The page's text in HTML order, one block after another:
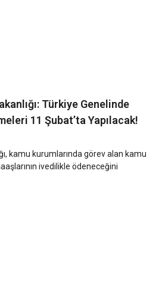
Türkiye Genelinde
11 Şubat’ta Yapılacak!
kamu kurumlarında görev alan kamu
ivedilikle ödeneceğini